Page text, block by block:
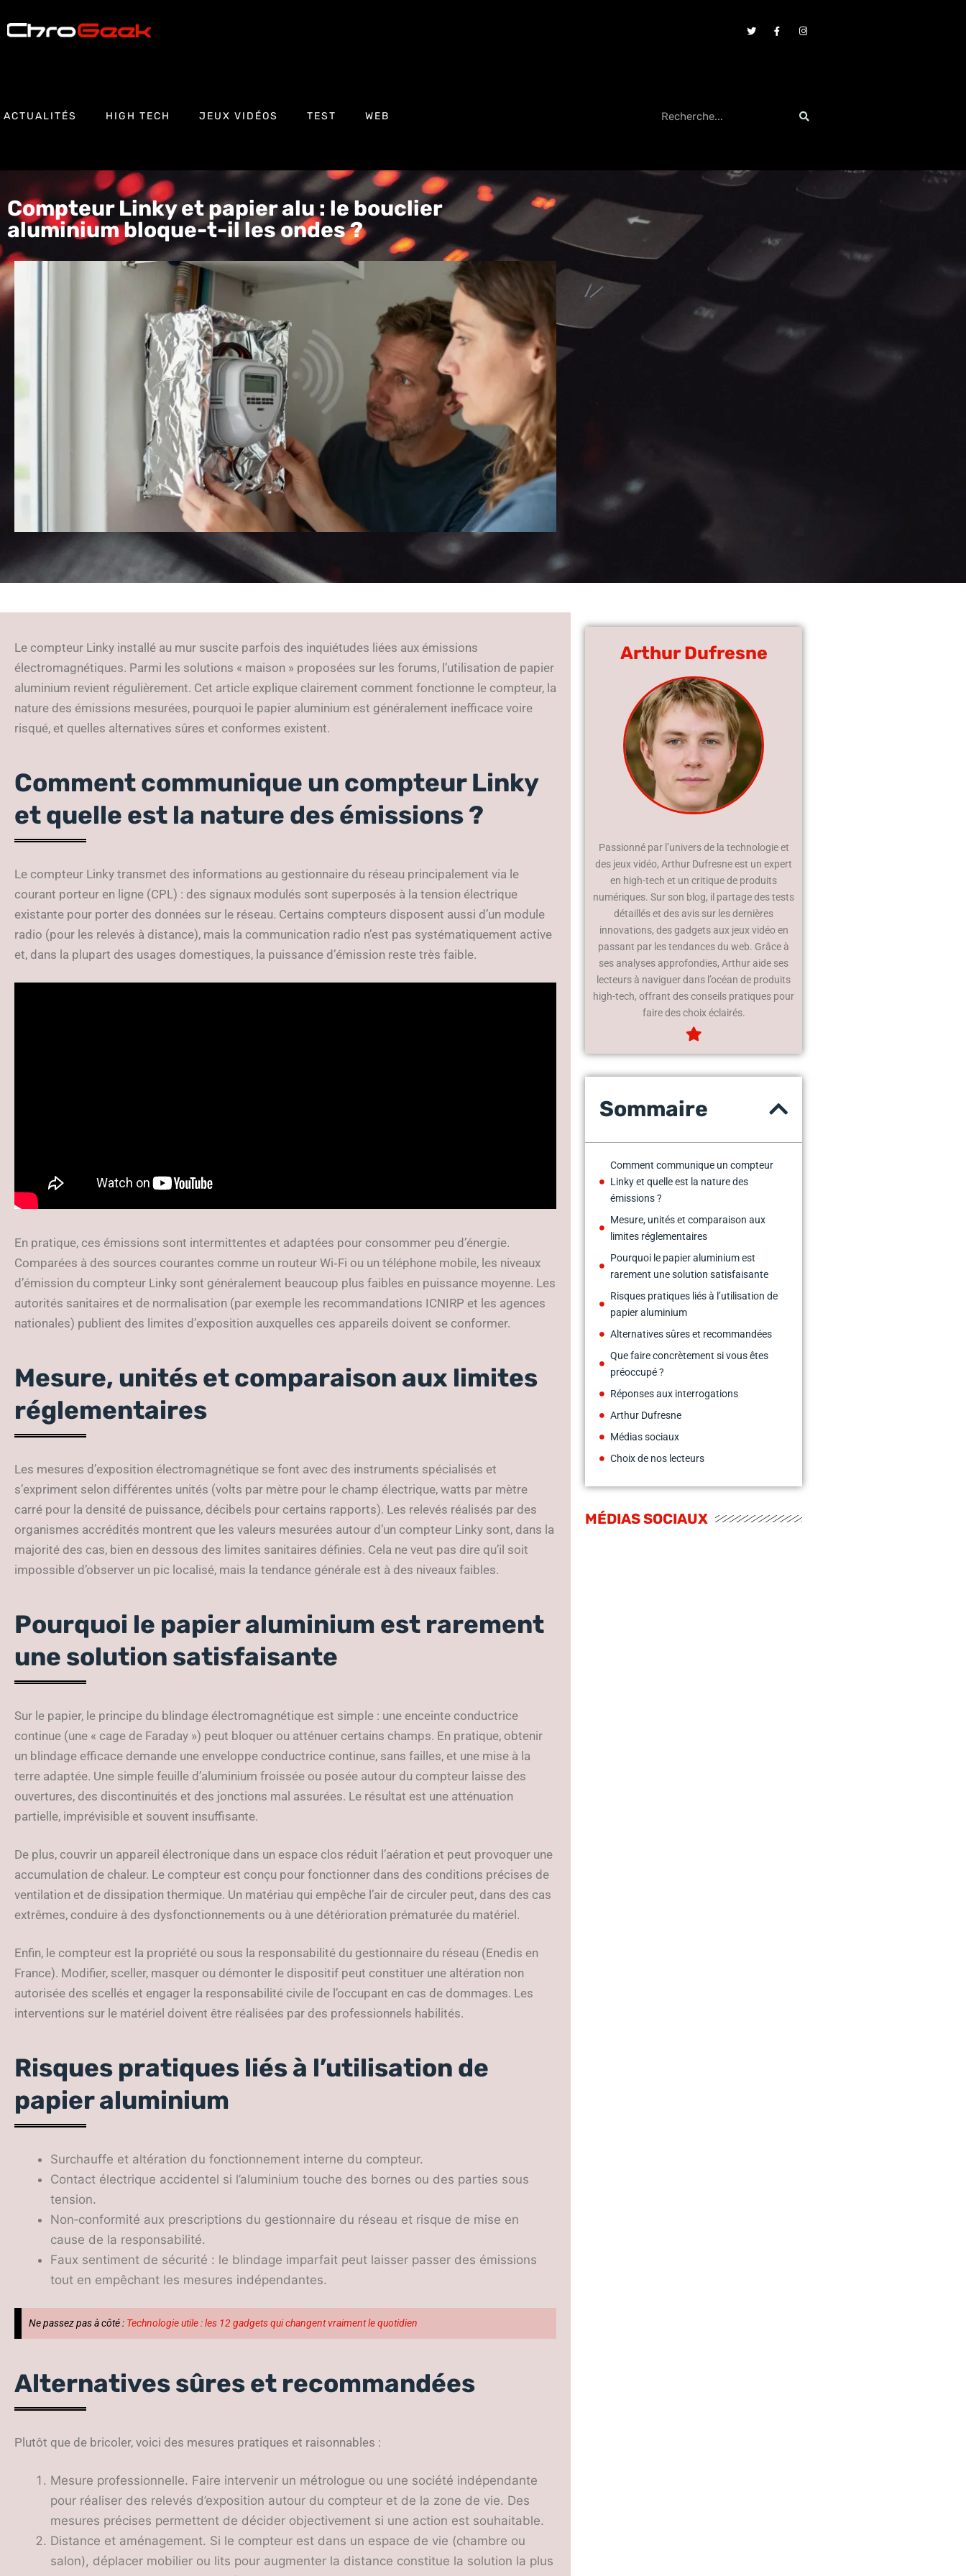
ACTUALITÉS HIGH TECH JEUX VIDÉOS TEST WEB
Compteur Linky et papier alu : le bouclier
aluminium bloque-t-il les ondes ?
Le compteur Linky installé au mur suscite parfois des inquiétudes liées aux émissions
électromagnétiques. Parmi les solutions « maison » proposées sur les forums, l’utilisation de papier
aluminium revient régulièrement. Cet article explique clairement comment fonctionne le compteur, la
nature des émissions mesurées, pourquoi le papier aluminium est généralement inefficace voire
risqué, et quelles alternatives sûres et conformes existent.
Comment communique un compteur Linky
et quelle est la nature des émissions ?
Le compteur Linky transmet des informations au gestionnaire du réseau principalement via le
courant porteur en ligne (CPL) : des signaux modulés sont superposés à la tension électrique
existante pour porter des données sur le réseau. Certains compteurs disposent aussi d’un module
radio (pour les relevés à distance), mais la communication radio n’est pas systématiquement active
et, dans la plupart des usages domestiques, la puissance d’émission reste très faible.
En pratique, ces émissions sont intermittentes et adaptées pour consommer peu d’énergie.
Comparées à des sources courantes comme un routeur Wi‑Fi ou un téléphone mobile, les niveaux
d’émission du compteur Linky sont généralement beaucoup plus faibles en puissance moyenne. Les
autorités sanitaires et de normalisation (par exemple les recommandations ICNIRP et les agences
nationales) publient des limites d’exposition auxquelles ces appareils doivent se conformer.
Mesure, unités et comparaison aux limites
réglementaires
Les mesures d’exposition électromagnétique se font avec des instruments spécialisés et
s’expriment selon différentes unités (volts par mètre pour le champ électrique, watts par mètre
carré pour la densité de puissance, décibels pour certains rapports). Les relevés réalisés par des
organismes accrédités montrent que les valeurs mesurées autour d’un compteur Linky sont, dans la
majorité des cas, bien en dessous des limites sanitaires définies. Cela ne veut pas dire qu’il soit
impossible d’observer un pic localisé, mais la tendance générale est à des niveaux faibles.
Pourquoi le papier aluminium est rarement
une solution satisfaisante
Sur le papier, le principe du blindage électromagnétique est simple : une enceinte conductrice
continue (une « cage de Faraday ») peut bloquer ou atténuer certains champs. En pratique, obtenir
un blindage efficace demande une enveloppe conductrice continue, sans failles, et une mise à la
terre adaptée. Une simple feuille d’aluminium froissée ou posée autour du compteur laisse des
ouvertures, des discontinuités et des jonctions mal assurées. Le résultat est une atténuation
partielle, imprévisible et souvent insuffisante.
De plus, couvrir un appareil électronique dans un espace clos réduit l’aération et peut provoquer une
accumulation de chaleur. Le compteur est conçu pour fonctionner dans des conditions précises de
ventilation et de dissipation thermique. Un matériau qui empêche l’air de circuler peut, dans des cas
extrêmes, conduire à des dysfonctionnements ou à une détérioration prématurée du matériel.
Enfin, le compteur est la propriété ou sous la responsabilité du gestionnaire du réseau (Enedis en
France). Modifier, sceller, masquer ou démonter le dispositif peut constituer une altération non
autorisée des scellés et engager la responsabilité civile de l’occupant en cas de dommages. Les
interventions sur le matériel doivent être réalisées par des professionnels habilités.
Risques pratiques liés à l’utilisation de
papier aluminium
Surchauffe et altération du fonctionnement interne du compteur.
Contact électrique accidentel si l’aluminium touche des bornes ou des parties sous
tension.
Non‑conformité aux prescriptions du gestionnaire du réseau et risque de mise en
cause de la responsabilité.
Faux sentiment de sécurité : le blindage imparfait peut laisser passer des émissions
tout en empêchant les mesures indépendantes.
Ne passez pas à côté : Technologie utile : les 12 gadgets qui changent vraiment le quotidien
Alternatives sûres et recommandées
Plutôt que de bricoler, voici des mesures pratiques et raisonnables :
Mesure professionnelle. Faire intervenir un métrologue ou une société indépendante
pour réaliser des relevés d’exposition autour du compteur et de la zone de vie. Des
mesures précises permettent de décider objectivement si une action est souhaitable.
Distance et aménagement. Si le compteur est dans un espace de vie (chambre ou
salon), déplacer mobilier ou lits pour augmenter la distance constitue la solution la plus
Arthur Dufresne
Passionné par l’univers de la technologie et
des jeux vidéo, Arthur Dufresne est un expert
en high-tech et un critique de produits
numériques. Sur son blog, il partage des tests
détaillés et des avis sur les dernières
innovations, des gadgets aux jeux vidéo en
passant par les tendances du web. Grâce à
ses analyses approfondies, Arthur aide ses
lecteurs à naviguer dans l’océan de produits
high-tech, offrant des conseils pratiques pour
faire des choix éclairés.
Sommaire
Comment communique un compteur
Linky et quelle est la nature des
émissions ?
Mesure, unités et comparaison aux
limites réglementaires
Pourquoi le papier aluminium est
rarement une solution satisfaisante
Risques pratiques liés à l’utilisation de
papier aluminium
Alternatives sûres et recommandées
Que faire concrètement si vous êtes
préoccupé ?
Réponses aux interrogations
Arthur Dufresne
Médias sociaux
Choix de nos lecteurs
MÉDIAS SOCIAUX